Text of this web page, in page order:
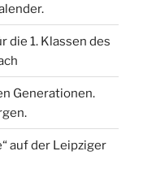
die 1. Klassen des
Generationen.
auf der Leipziger